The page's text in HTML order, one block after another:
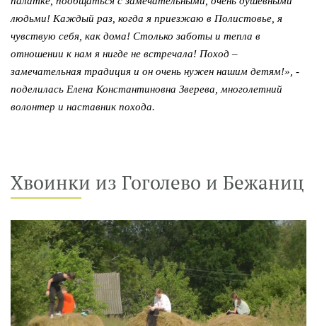
людьми! Каждый раз, когда я приезжаю в Полистовье, я
чувствую себя, как дома! Столько заботы и тепла в
отношении к нам я нигде не встречала! Поход –
замечательная традиция и он очень нужен нашим детям!», -
поделилась Елена Константиновна Зверева, многолетний
волонтер и наставник похода.
Хвоинки из Гоголево и Бежаниц